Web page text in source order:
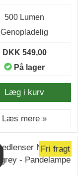
500 Lumen
Genopladelig
DKK 549,00
På lager
Læg i kurv
Læs mere »
Fri fragt